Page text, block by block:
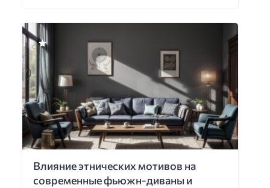
Влияние этнических мотивов на
современные фьюжн-диваны и